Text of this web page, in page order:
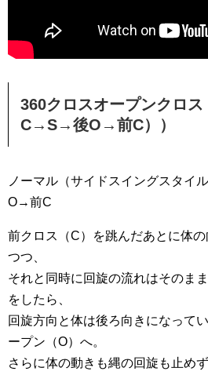
360クロスオープンクロ
C→S→後O→前C））
ノーマル（サイドスイングスタ
O→前C
前クロス（C）を跳んだあとに体
つつ、
それと同時に回旋の流れはそのま
をしたら、
回旋方向と体は後ろ向きになって
ープン（O）へ。
さらに体の動きも縄の回旋も止めず